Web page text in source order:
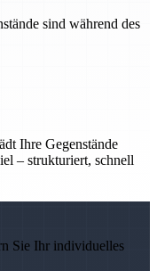
sind während des
Ihre Gegenstände
– strukturiert, schnell
Sie Ihr individuelles